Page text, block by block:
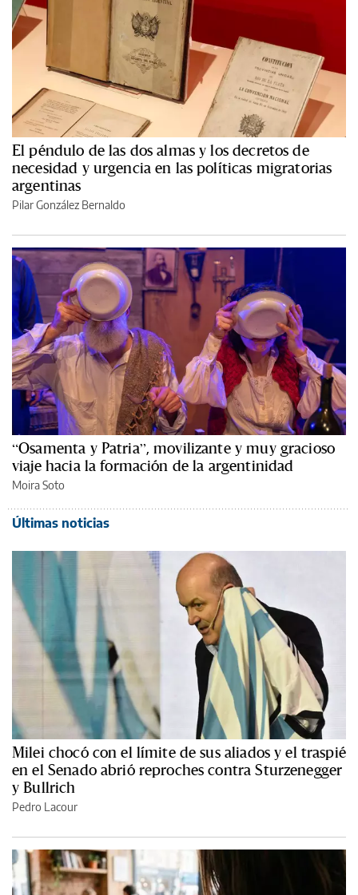
El péndulo de las dos almas y los decretos de
necesidad y urgencia en las políticas migratorias
argentinas
Pilar González Bernaldo
“Osamenta y Patria”, movilizante y muy gracioso
viaje hacia la formación de la argentinidad
Moira Soto
Últimas noticias
Milei chocó con el límite de sus aliados y el traspié
en el Senado abrió reproches contra Sturzenegger
y Bullrich
Pedro Lacour